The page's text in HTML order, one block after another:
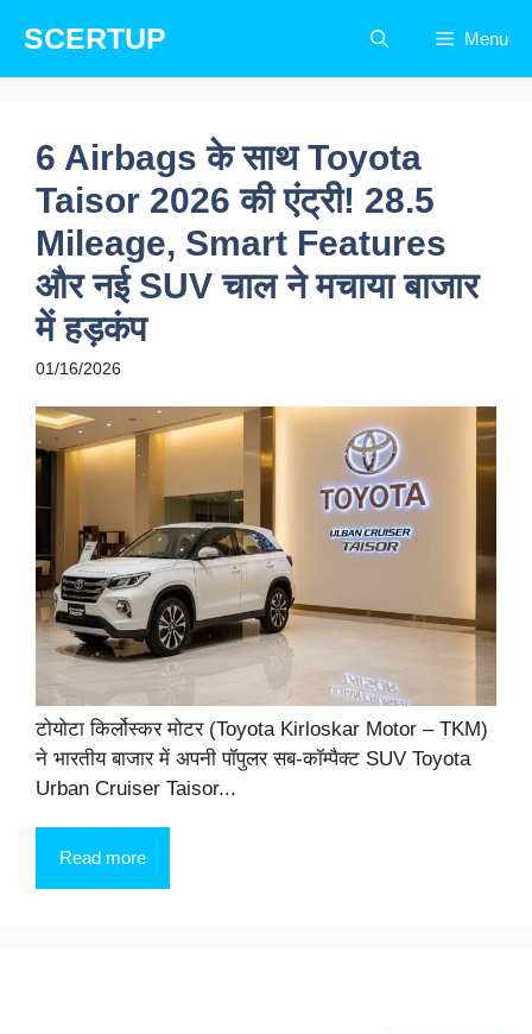
content
SCERTUP Menu
6 Airbags के साथ Toyota
Taisor 2026 की एंट्री! 28.5
Mileage, Smart Features
और नई SUV चाल ने मचाया बाजार
में हड़कंप
01/16/2026
टोयोटा किर्लोस्कर मोटर (Toyota Kirloskar Motor – TKM)
ने भारतीय बाजार में अपनी पॉपुलर सब-कॉम्पैक्ट SUV Toyota
Urban Cruiser Taisor...
Read more